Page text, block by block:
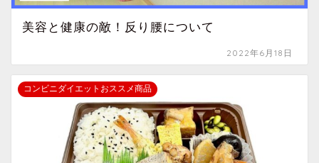
美容と健康の敵！反り腰について
2022年6月18日
コンビニダイエットおススメ商品